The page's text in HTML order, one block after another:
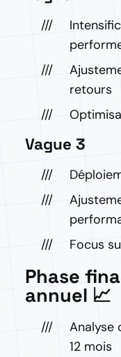
retours
Vague 3
Focus
Phase
annuel 📈
Analyse
12 mois